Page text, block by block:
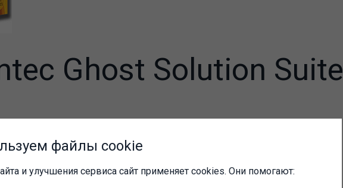
Ghost Solution Suite
Solution Suite представляет собой широко
решение для создания образа файлов и
программного обеспечения на
файлы cookie
и улучшения сервиса сайт применяет cookies. Они помогают: